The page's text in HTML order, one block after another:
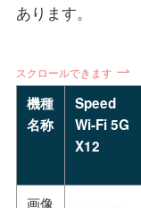
あります。
スクロールできます
機種
名称
Speed
Wi-Fi 5G
X12
画像